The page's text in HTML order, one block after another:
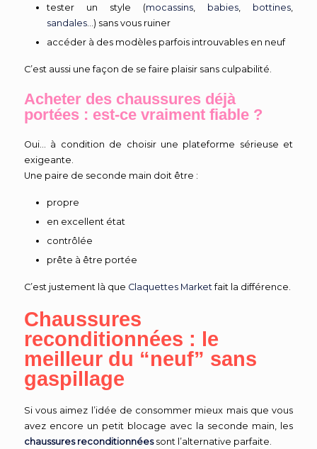
tester un style (mocassins babies bottines
sandales …) sans vous ruiner
accéder à des modèles parfois introuvables en neuf
C’est aussi une façon de se faire plaisir sans culpabilité.
Acheter des chaussures déjà
portées : est-ce vraiment fiable ?
Oui… à condition de choisir une plateforme sérieuse et
exigeante.
Une paire de seconde main doit être :
propre
en excellent état
contrôlée
prête à être portée
C’est justement là que Claquettes Marketfait la différence.
Chaussures
reconditionnées : le
meilleur du “neuf” sans
gaspillage
Si vous aimez l’idée de consommer mieux mais que vous
avez encore un petit blocage avec la seconde main, les
chaussures reconditionnéessont l’alternative parfaite.